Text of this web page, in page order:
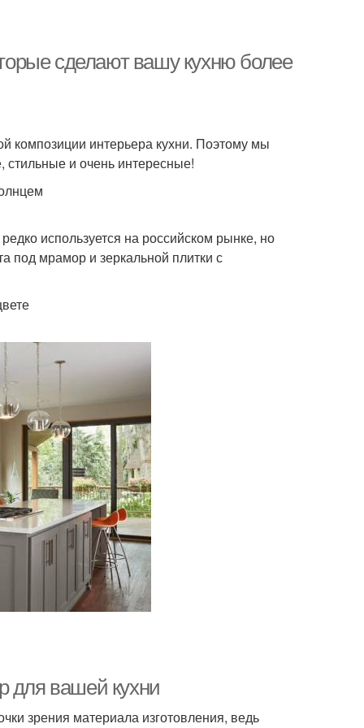
сделают вашу кухню более
композиции интерьера кухни. Поэтому мы
и очень интересные!
используется на российском рынке, но
под мрамор и зеркальной плитки с
для вашей кухни
зрения материала изготовления, ведь